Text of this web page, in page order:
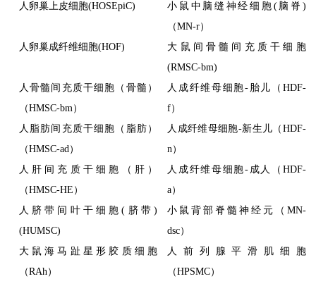
人卵巢上皮细胞(HOSEpiC)
小鼠中脑缝神经细胞(脑脊)
（MN-r）
人卵巢成纤维细胞(HOF)
大鼠间骨髓间充质干细胞
(RMSC-bm)
人骨髓间充质干细胞（骨髓）
（HMSC-bm）
人成纤维母细胞-胎儿（HDF-
f）
人脂肪间充质干细胞（脂肪）
（HMSC-ad）
人成纤维母细胞-新生儿（HDF-
n）
人肝间充质干细胞（肝）
（HMSC-HE）
人成纤维母细胞-成人（HDF-
a）
人脐带间叶干细胞(脐带)
(HUMSC)
小鼠背部脊髓神经元（MN-
dsc）
大鼠海马趾星形胶质细胞
（RAh）
人前列腺平滑肌细胞
（HPSMC）